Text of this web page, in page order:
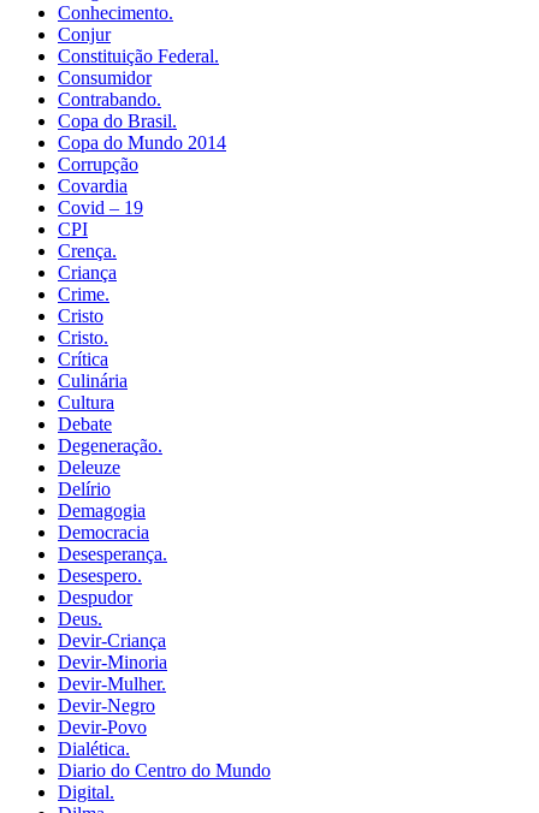
Conhecimento.
Conjur
Constituição Federal.
Consumidor
Contrabando.
Copa do Brasil.
Copa do Mundo 2014
Corrupção
Covardia
Covid – 19
CPI
Crença.
Criança
Crime.
Cristo
Cristo.
Crítica
Culinária
Cultura
Debate
Degeneração.
Deleuze
Delírio
Demagogia
Democracia
Desesperança.
Desespero.
Despudor
Deus.
Devir-Criança
Devir-Minoria
Devir-Mulher.
Devir-Negro
Devir-Povo
Dialética.
Diario do Centro do Mundo
Digital.